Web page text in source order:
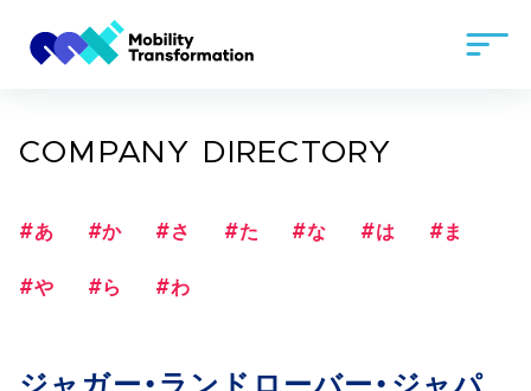
COMPANY DIRECTORY
#あ #か #さ #た #な #は #ま
#や #ら #わ